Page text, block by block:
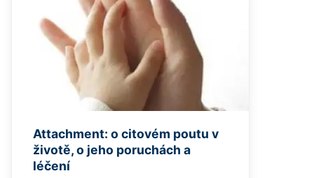
Attachment: o citovém poutu v
životě, o jeho poruchách a
léčení